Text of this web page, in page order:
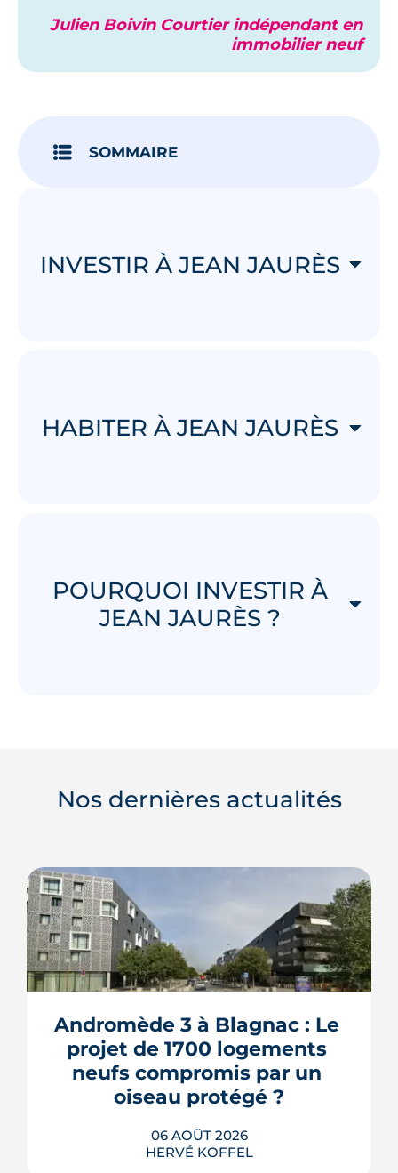
Julien Boivin Courtier indépendant en
immobilier neuf
SOMMAIRE
INVESTIR À JEAN JAURÈS
HABITER À JEAN JAURÈS
POURQUOI INVESTIR À
JEAN JAURÈS ?
Nos dernières actualités
Andromède 3 à Blagnac : Le
projet de 1700 logements
neufs compromis par un
oiseau protégé ?
06 AOÛT 2026
HERVÉ KOFFEL